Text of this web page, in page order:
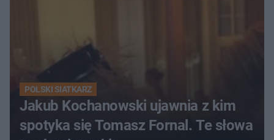
POLSKI SIATKARZ
Jakub Kochanowski ujawnia z kim
spotyka się Tomasz Fornal. Te słowa